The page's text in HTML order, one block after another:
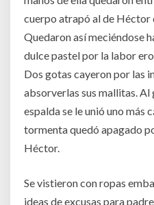
cuerpo atrapó al de Héctor
Quedaron así meciéndose
dulce pastel por la labor
Dos gotas cayeron por las
absorverlas sus mallitas.
espalda se le unió uno más
tormenta quedó apagado
Héctor.
Se vistieron con ropas
ideas de excusas para